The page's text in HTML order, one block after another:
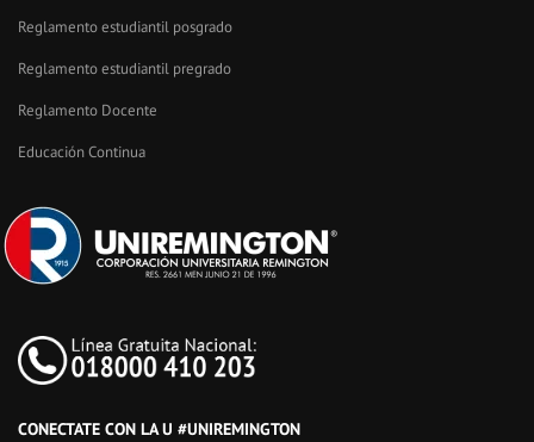
Reglamento estudiantil posgrado
Reglamento estudiantil pregrado
Reglamento Docente
Educación Continua
CONECTATE CON LA U #UNIREMINGTON